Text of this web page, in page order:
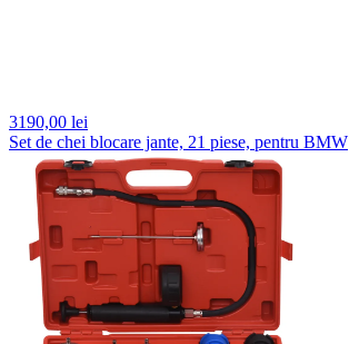
3190,00 lei
Set de chei blocare jante, 21 piese, pentru BMW